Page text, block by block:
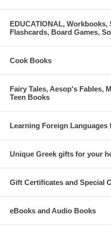
EDUCATIONAL,
Flashcards, Board Games,
Cook Books
Fairy Tales, Aesop's Fables,
Teen Books
Learning Foreign Languages
Unique Greek gifts for your
Gift Certificates and Special
eBooks and Audio Books